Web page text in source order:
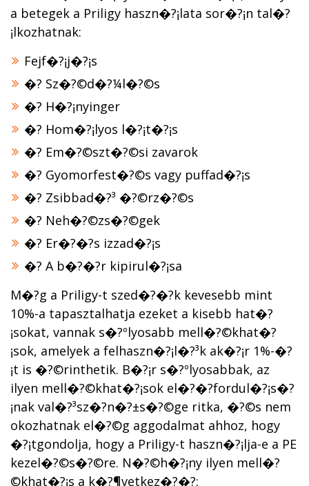
a betegek a Priligy haszn�?¡lata sor�?¡n tal�?
¡lkozhatnak:
Fejf�?¡j�?¡s
�? Sz�?©d�?¼l�?©s
�? H�?¡nyinger
�? Hom�?¡lyos l�?¡t�?¡s
�? Em�?©szt�?©si zavarok
�? Gyomorfest�?©s vagy puffad�?¡s
�? Zsibbad�?³ �?©rz�?©s
�? Neh�?©zs�?©gek
�? Er�?�?s izzad�?¡s
�? A b�?�?r kipirul�?¡sa
M�?­g a Priligy-t szed�?�?k kevesebb mint
10%-a tapasztalhatja ezeket a kisebb hat�?
¡sokat, vannak s�?ºlyosabb mell�?©khat�?
¡sok, amelyek a felhaszn�?¡l�?³k ak�?¡r 1%-�?
¡t is �?©rinthetik. B�?¡r s�?ºlyosabbak, az
ilyen mell�?©khat�?¡sok el�?�?fordul�?¡s�?
¡nak val�?³sz�?­n�?±s�?©ge ritka, �?©s nem
okozhatnak el�?©g aggodalmat ahhoz, hogy
�?¡tgondolja, hogy a Priligy-t haszn�?¡lja-e a PE
kezel�?©s�?©re. N�?©h�?¡ny ilyen mell�?
©khat�?¡s a k�?¶vetkez�?�?: